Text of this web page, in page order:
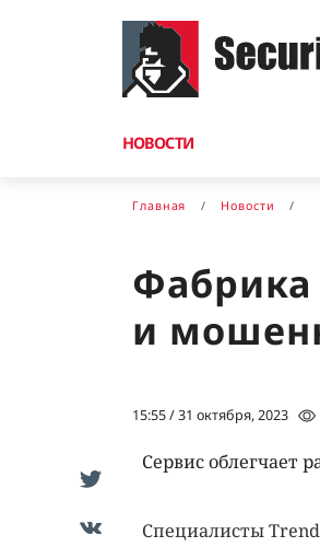
НОВОСТИ
Главная Новости
Фабрика
и
15:55 / 31 октября, 2023
Сервис облегчает
Специалисты